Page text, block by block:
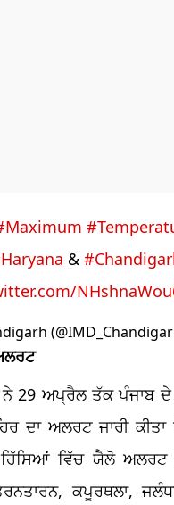
&
ਨੇ 29 ਅਪ੍ਰੈਲ ਤੱਕ ਪੰਜਾਬ
ਦਾ ਅਲਰਟ ਜਾਰੀ
ਵਿੱਚ ਯੈਲੋ ਅਲਰਟ
ਕਪੂਰਥਲਾ,